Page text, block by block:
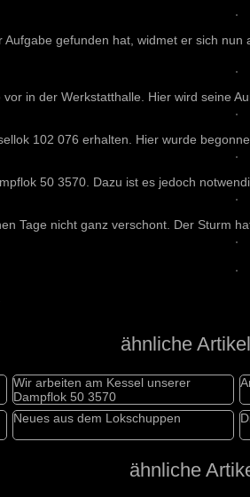
gefunden hat, widmet er sich
in der Werkstatthalle. Hier wird seine
102 076 erhalten. Hier wurde
50 3570. Dazu ist es jedoch
Tage nicht ganz verschont. Der Sturm
ähnliche
Wir arbeiten am Kessel unserer
Dampflok 50 3570
Neues aus dem Lokschuppen
ähnliche